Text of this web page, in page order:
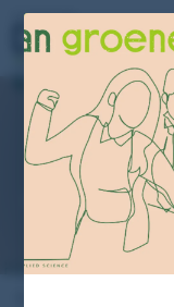
DAS
Op deze
programma van